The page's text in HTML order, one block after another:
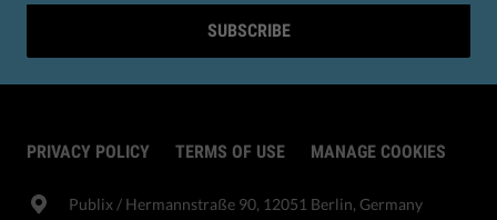
SUBSCRIBE
PRIVACY POLICY TERMS OF USE MANAGE COOKIES
Publix​ / Hermannstraße 90, 12051 Berlin, Germany